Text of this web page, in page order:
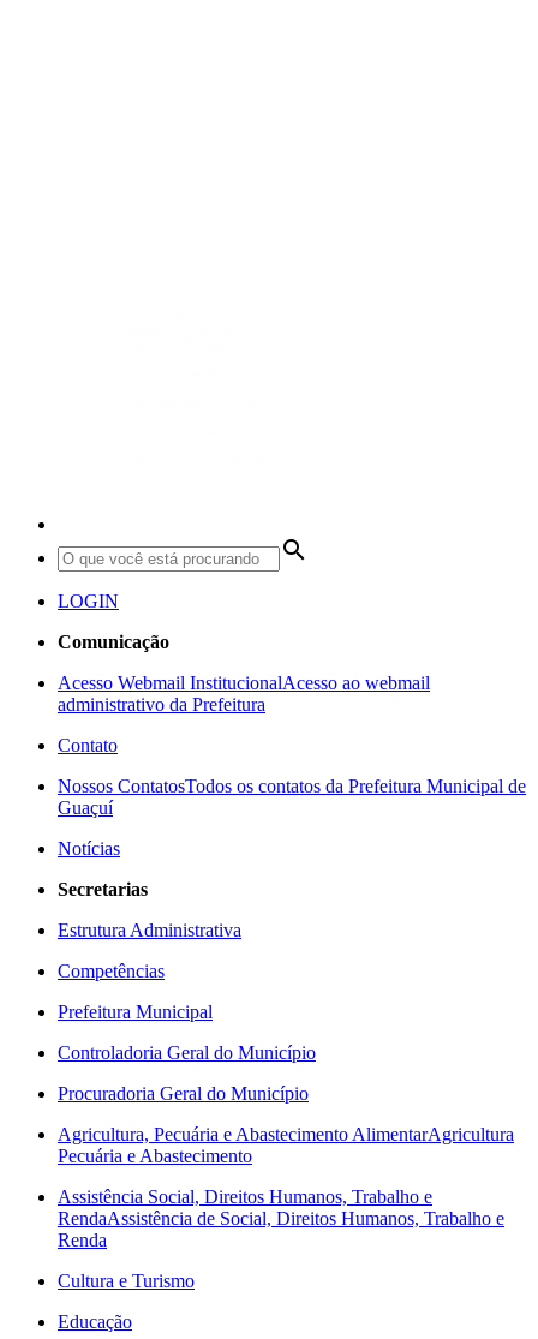
search
LOGIN
Comunicação
Acesso Webmail InstitucionalAcesso ao webmail
administrativo da Prefeitura
Contato
Nossos ContatosTodos os contatos da Prefeitura Municipal de
Guaçuí
Notícias
Secretarias
Estrutura Administrativa
Competências
Prefeitura Municipal
Controladoria Geral do Município
Procuradoria Geral do Município
Agricultura, Pecuária e Abastecimento AlimentarAgricultura
Pecuária e Abastecimento
Assistência Social, Direitos Humanos, Trabalho e
RendaAssistência de Social, Direitos Humanos, Trabalho e
Renda
Cultura e Turismo
Educação